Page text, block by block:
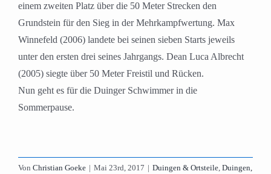
einem zweiten Platz über die 50 Meter Strecken den
Grundstein für den Sieg in der Mehrkampfwertung. Max
Winnefeld (2006) landete bei seinen sieben Starts jeweils
unter den ersten drei seines Jahrgangs. Dean Luca Albrecht
(2005) siegte über 50 Meter Freistil und Rücken.
Nun geht es für die Duinger Schwimmer in die
Sommerpause.
Von Christian Goeke | Mai 23rd, 2017 | Duingen & Ortsteile, Duingen,